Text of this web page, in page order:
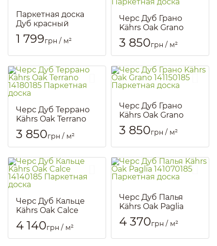
Паркетная доска
Дуб красный
канадский
Артикул:: 3266
1 799грн / м²
Черс Дуб Грано
Kährs Oak Grano
141160185 Паркетная
доска
Артикул:: 165
3 850грн / м²
Черс Дуб Террано
Kährs Oak Terrano
14180185 Паркетная
доска
Артикул:: 188
3 850грн / м²
Черс Дуб Грано
Kährs Oak Grano
141150185 Паркетная
доска
3 850грн / м²
Черс Дуб Кальце
Kährs Oak Calce
14140185 Паркетная
доска
Артикул:: 184
4 140грн / м²
Черс Дуб Палья
Kährs Oak Paglia
141070185
Паркетная доска
4 370грн / м²